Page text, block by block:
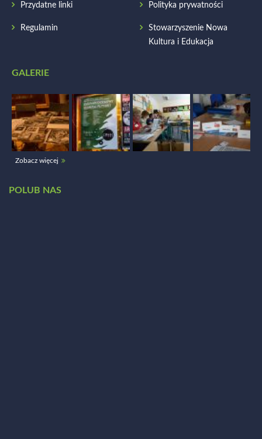
Przydatne linki Polityka prywatności
Regulamin
Stowarzyszenie Nowa
Kultura i Edukacja
GALERIE
Zobacz więcej
POLUB NAS